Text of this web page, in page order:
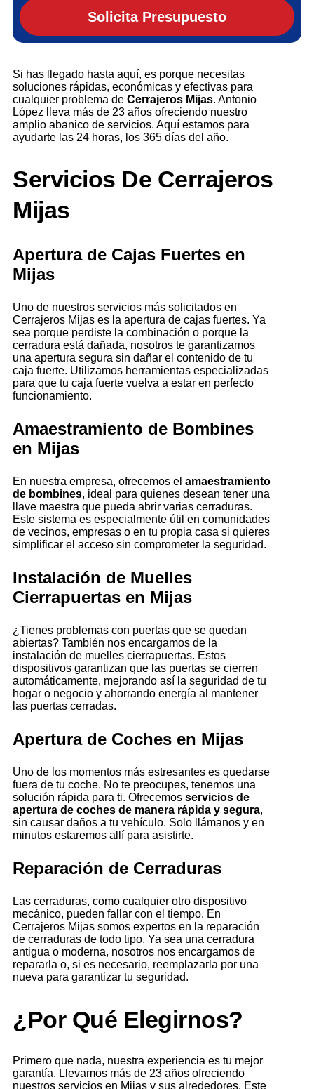
Solicita Presupuesto
Si has llegado hasta aquí, es porque necesitas
soluciones rápidas, económicas y efectivas para
cualquier problema de Cerrajeros Mijas. Antonio
López lleva más de 23 años ofreciendo nuestro
amplio abanico de servicios. Aquí estamos para
ayudarte las 24 horas, los 365 días del año.
Servicios De Cerrajeros
Mijas
Apertura de Cajas Fuertes en
Mijas
Uno de nuestros servicios más solicitados en
Cerrajeros Mijas es la apertura de cajas fuertes. Ya
sea porque perdiste la combinación o porque la
cerradura está dañada, nosotros te garantizamos
una apertura segura sin dañar el contenido de tu
caja fuerte. Utilizamos herramientas especializadas
para que tu caja fuerte vuelva a estar en perfecto
funcionamiento.
Amaestramiento de Bombines
en Mijas
En nuestra empresa, ofrecemos el amaestramiento
de bombines, ideal para quienes desean tener una
llave maestra que pueda abrir varias cerraduras.
Este sistema es especialmente útil en comunidades
de vecinos, empresas o en tu propia casa si quieres
simplificar el acceso sin comprometer la seguridad.
Instalación de Muelles
Cierrapuertas en Mijas
¿Tienes problemas con puertas que se quedan
abiertas? También nos encargamos de la
instalación de muelles cierrapuertas. Estos
dispositivos garantizan que las puertas se cierren
automáticamente, mejorando así la seguridad de tu
hogar o negocio y ahorrando energía al mantener
las puertas cerradas.
Apertura de Coches en Mijas
Uno de los momentos más estresantes es quedarse
fuera de tu coche. No te preocupes, tenemos una
solución rápida para ti. Ofrecemos servicios de
apertura de coches de manera rápida y segura,
sin causar daños a tu vehículo. Solo llámanos y en
minutos estaremos allí para asistirte.
Reparación de Cerraduras
Las cerraduras, como cualquier otro dispositivo
mecánico, pueden fallar con el tiempo. En
Cerrajeros Mijas somos expertos en la reparación
de cerraduras de todo tipo. Ya sea una cerradura
antigua o moderna, nosotros nos encargamos de
repararla o, si es necesario, reemplazarla por una
nueva para garantizar tu seguridad.
¿Por Qué Elegirnos?
Primero que nada, nuestra experiencia es tu mejor
garantía. Llevamos más de 23 años ofreciendo
nuestros servicios en Mijas y sus alrededores. Este